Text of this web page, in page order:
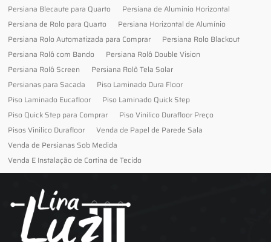
Persiana Blecaute para Quarto
Persiana de Alumínio Horizontal
Persiana de Rolo para Quarto
Persiana Horizontal de Alumínio
Persiana Rolo Automatizada para Comprar
Persiana Rolo Blackout
Persiana Rolô com Bando
Persiana Rolô Double Vision
Persiana Rolô Screen
Persiana Rolô Tela Solar
Persianas para Sacada
Piso Laminado Dura Floor
Piso Laminado Eucafloor
Piso Laminado Quick Step
Piso Quick Step para Comprar
Piso Vinilico Durafloor Preço
Pisos Vinilico Durafloor
Venda de Papel de Parede Sala
Venda de Persianas Sob Medida
Venda E Instalação de Cortina de Tecido